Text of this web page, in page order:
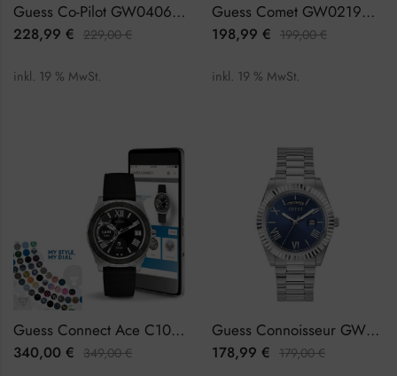
Guess Co-Pilot GW0406L1 Damenuhr
228,99 € 229,00€
inkl. 19 % MwSt.
Guess Comet GW0219G2 Herrenuhr
198,99 € 199,00€
inkl. 19 % MwSt.
Guess Connect Ace C1001G1 Herrenuhr Smartwatch
340,00 € 349,00€
Guess Connoisseur GW0265G7 Herrenuhr
178,99 € 179,00€